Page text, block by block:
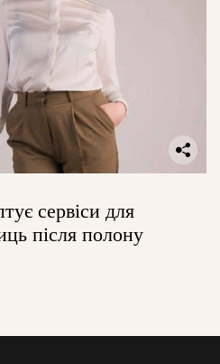
сервіси для
після полону